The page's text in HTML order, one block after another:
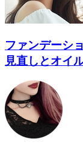
ファンデーシ
見直しとオイ